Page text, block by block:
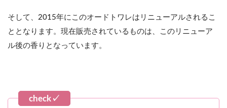
そして、2015年にこのオードトワレはリニューアルされるこ
ととなります。現在販売されているものは、このリニューア
ル後の香りとなっています。